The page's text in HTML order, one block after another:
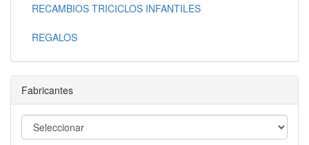
RECAMBIOS TRICICLOS INFANTILES
REGALOS
Fabricantes